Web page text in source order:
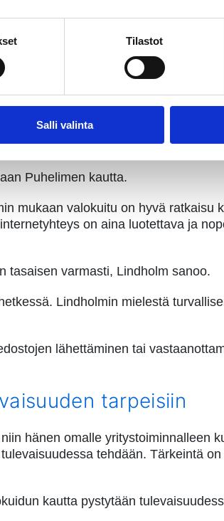
Tilastot
Salli valinta
o
ja o. On voitava esimerkiksi
heidän on helppo sopia
Puhelimen kautta.
mukaan valokuitu on hyvä ratkaisu
on aina luotettava ja
tasaisen varmasti, Lindholm sanoo.
Lindholmin mielestä
lähettäminen tai
tarpeisiin
hänen omalle yritystoiminnalleen
tehdään. Tärkeintä
kautta pystytään